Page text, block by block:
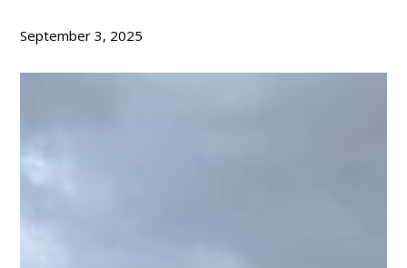
September 3, 2025